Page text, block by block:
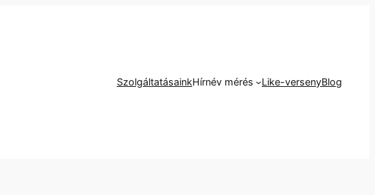
SzolgáltatásainkHírnév mérés Like-versenyBlog